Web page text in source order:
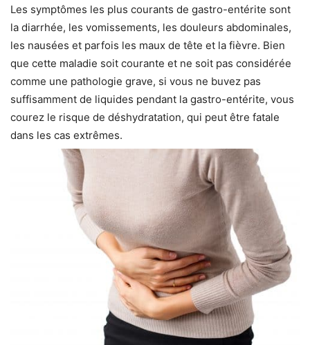
Les symptômes les plus courants de gastro-entérite sont
la diarrhée, les vomissements, les douleurs abdominales,
les nausées et parfois les maux de tête et la fièvre. Bien
que cette maladie soit courante et ne soit pas considérée
comme une pathologie grave, si vous ne buvez pas
suffisamment de liquides pendant la gastro-entérite, vous
courez le risque de déshydratation, qui peut être fatale
dans les cas extrêmes.